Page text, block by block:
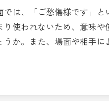
は、「ご愁傷様です」と
使われないため、意味や
か。また、場面や相手に